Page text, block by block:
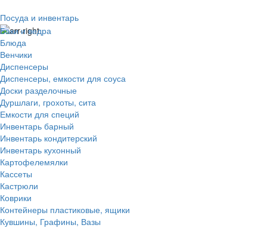
Посуда и инвентарь
Баки и ведра
Блюда
Венчики
Диспенсеры
Диспенсеры, емкости для соуса
Доски разделочные
Дуршлаги, грохоты, сита
Емкости для специй
Инвентарь барный
Инвентарь кондитерский
Инвентарь кухонный
Картофелемялки
Кассеты
Кастрюли
Коврики
Контейнеры пластиковые, ящики
Кувшины, Графины, Вазы